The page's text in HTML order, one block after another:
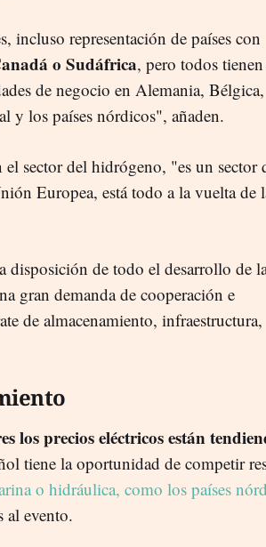
incluso representación de países con
o Sudáfrica, pero todos
de negocio en Alemania, Bélgica,
y los países nórdicos", añaden.
sector del hidrógeno, "es un sector
Europea, está todo a la vuelta de
disposición de todo el desarrollo de
gran demanda de cooperación e
de almacenamiento, infraestructura,
los precios eléctricos están
tiene la oportunidad de competir
o hidráulica, como los países
al evento.